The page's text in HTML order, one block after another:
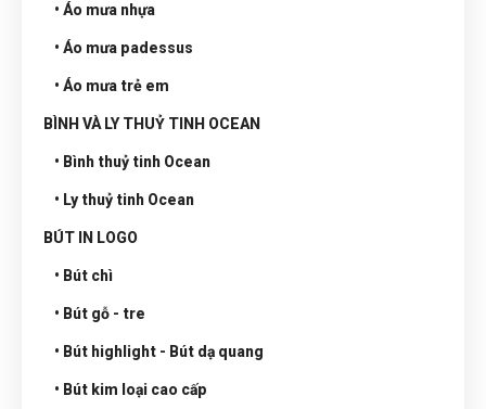
• Áo mưa nhựa
• Áo mưa padessus
• Áo mưa trẻ em
BÌNH VÀ LY THUỶ TINH OCEAN
• Bình thuỷ tinh Ocean
• Ly thuỷ tinh Ocean
BÚT IN LOGO
• Bút chì
• Bút gỗ - tre
• Bút highlight - Bút dạ quang
• Bút kim loại cao cấp